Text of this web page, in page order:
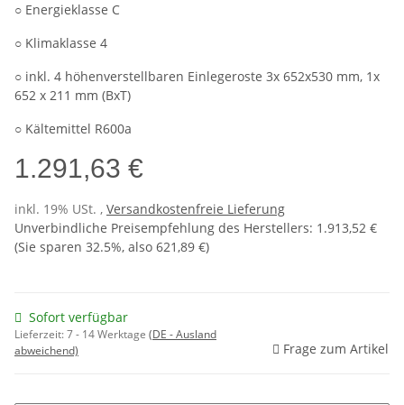
○ Energieklasse C
○ Klimaklasse 4
○ inkl. 4 höhenverstellbaren Einlegeroste 3x 652x530 mm, 1x
652 x 211 mm (BxT)
○ Kältemittel R600a
1.291,63 €
inkl. 19% USt. , Versandkostenfreie Lieferung
Unverbindliche Preisempfehlung des Herstellers: 1.913,52 €
(Sie sparen 32.5%, also 621,89 €)
Sofort verfügbar
Lieferzeit:7 - 14 Werktage (DE - Ausland
abweichend)
Frage zum Artikel